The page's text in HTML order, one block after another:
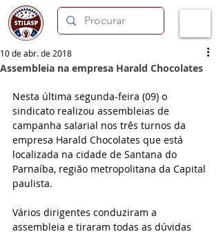
Assembleia na empresa Harald Chocolates
10 de abr. de 2018
Nesta última segunda-feira (09) o
sindicato realizou assembleias de
campanha salarial nos três turnos da
empresa Harald Chocolates que está
localizada na cidade de Santana do
Parnaíba, região metropolitana da Capital
paulista.
Vários dirigentes conduziram a
assembleia e tiraram todas as dúvidas